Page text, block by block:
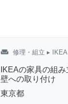
weekend 修理・組立 ▸
IKEAの家具の組
壁への取り付け
東京都